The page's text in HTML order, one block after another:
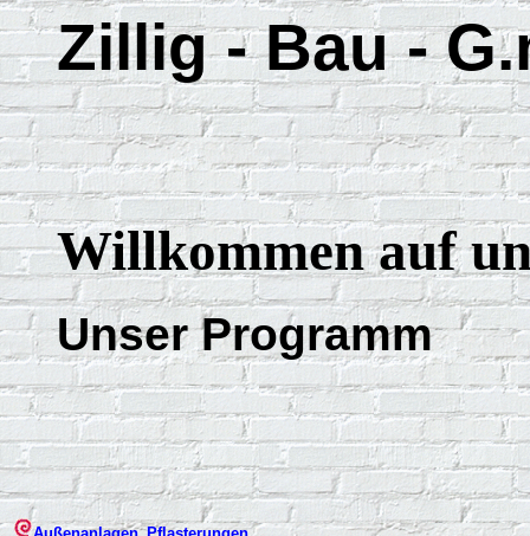
Zillig - Bau -
Willkommen auf
Unser Programm